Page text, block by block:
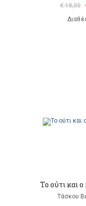
€ 18,00
To ούτι και
Τάσκου